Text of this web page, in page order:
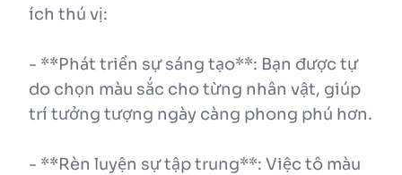
ích thú vị:
- **Phát triển sự sáng tạo**: Bạn được tự
do chọn màu sắc cho từng nhân vật, giúp
trí tưởng tượng ngày càng phong phú hơn.
- **Rèn luyện sự tập trung**: Việc tô màu